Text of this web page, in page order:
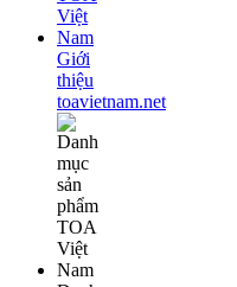
Giới
thiệu
toavietnam.net